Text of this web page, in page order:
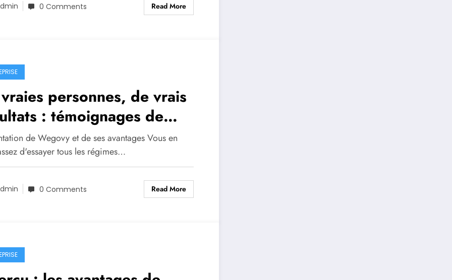
0 Comments Read More
personnes, de vrais
: témoignages de
de ceux qui ont essayé
de Wegovy et de ses avantages Vous en
d'essayer tous les régimes…
0 Comments Read More